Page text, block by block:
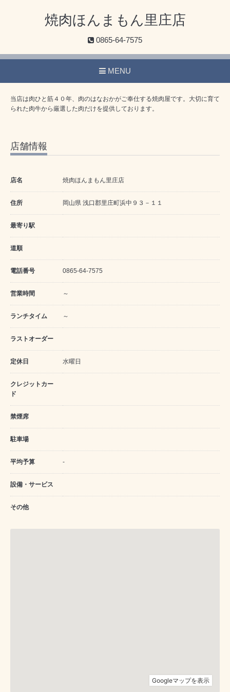
焼肉ほんまもん里庄店
0865-64-7575
MENU
当店は肉ひと筋４０年、肉のはなおかがご奉仕する焼肉屋です。大切に育て
られた肉牛から厳選した肉だけを提供しております。
店舗情報
店名 焼肉ほんまもん里庄店
住所 岡山県 浅口郡里庄町浜中９３－１１
最寄り駅
道順
電話番号 0865-64-7575
営業時間 ～
ランチタイム ～
ラストオーダー
定休日 水曜日
クレジットカー
ド
禁煙席
駐車場
平均予算 -
設備・サービス
その他